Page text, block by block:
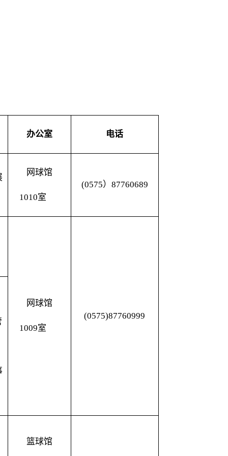
办公室 电话
网球馆
1010室
(0575）87760689
网球馆
1009室
(0575)87760999
篮球馆